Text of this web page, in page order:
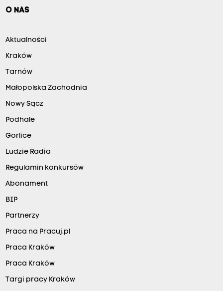
O NAS
Aktualności
Kraków
Tarnów
Małopolska Zachodnia
Nowy Sącz
Podhale
Gorlice
Ludzie Radia
Regulamin konkursów
Abonament
BIP
Partnerzy
Praca na Pracuj.pl
Praca Kraków
Praca Kraków
Targi pracy Kraków